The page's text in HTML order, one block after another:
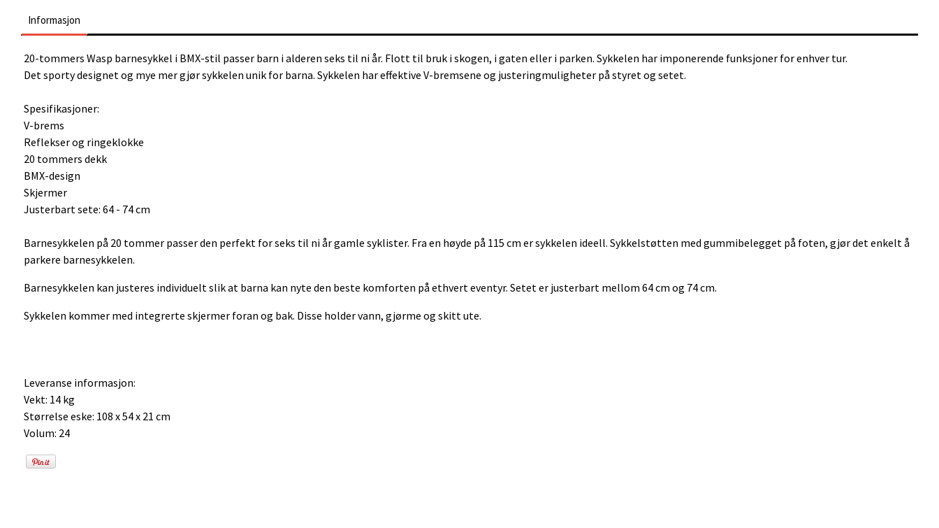
Informasjon
20-tommers Wasp barnesykkel i BMX-stil passer barn i alderen seks til ni år. Flott til bruk i skogen, i gaten eller i parken. Sykkelen har imponerende funksjoner for enhver tur.
Det sporty designet og mye mer gjør sykkelen unik for barna. Sykkelen har effektive V-bremsene og justeringmuligheter på styret og setet.
Spesifikasjoner:
V-brems
Reflekser og ringeklokke
20 tommers dekk
BMX-design
Skjermer
Justerbart sete: 64 - 74 cm
Barnesykkelen på 20 tommer passer den perfekt for seks til ni år gamle syklister. Fra en høyde på 115 cm er sykkelen ideell. Sykkelstøtten med gummibelegget på foten, gjør det enkelt å
parkere barnesykkelen.
Barnesykkelen kan justeres individuelt slik at barna kan nyte den beste komforten på ethvert eventyr. Setet er justerbart mellom 64 cm og 74 cm.
Sykkelen kommer med integrerte skjermer foran og bak. Disse holder vann, gjørme og skitt ute.
Leveranse informasjon:
Vekt: 14 kg
Størrelse eske: 108 x 54 x 21 cm
Volum: 24